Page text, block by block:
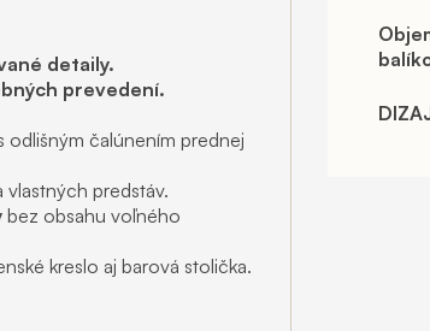
detaily.
prevedení.
odlišným čalúnením prednej
predstáv.
bez obsahu voľného
kreslo aj barová stolička.